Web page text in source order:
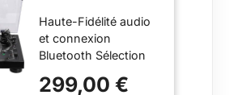
Entraînement
Direct (Bluetooth
& USB) Noir
Haute-Fidélité audio
et connexion
Bluetooth Sélection
ou 78 tr/min
299,00 €